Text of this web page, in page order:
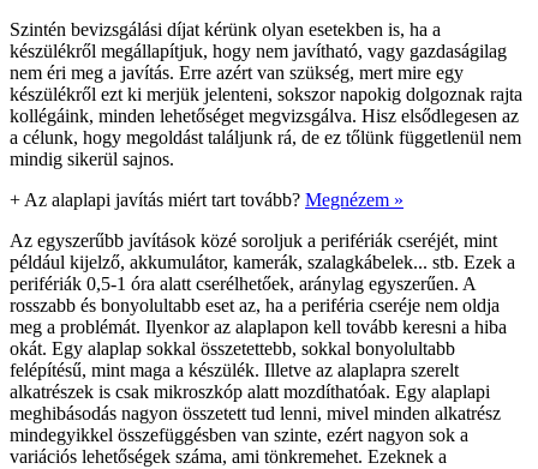
Szintén bevizsgálási díjat kérünk olyan esetekben is, ha a
készülékről megállapítjuk, hogy nem javítható, vagy gazdaságilag
nem éri meg a javítás. Erre azért van szükség, mert mire egy
készülékről ezt ki merjük jelenteni, sokszor napokig dolgoznak rajta
kollégáink, minden lehetőséget megvizsgálva. Hisz elsődlegesen az
a célunk, hogy megoldást találjunk rá, de ez tőlünk függetlenül nem
mindig sikerül sajnos.
+ Az alaplapi javítás miért tart tovább? Megnézem »
Az egyszerűbb javítások közé soroljuk a perifériák cseréjét, mint
például kijelző, akkumulátor, kamerák, szalagkábelek... stb. Ezek a
perifériák 0,5-1 óra alatt cserélhetőek, aránylag egyszerűen. A
rosszabb és bonyolultabb eset az, ha a periféria cseréje nem oldja
meg a problémát. Ilyenkor az alaplapon kell tovább keresni a hiba
okát. Egy alaplap sokkal összetettebb, sokkal bonyolultabb
felépítésű, mint maga a készülék. Illetve az alaplapra szerelt
alkatrészek is csak mikroszkóp alatt mozdíthatóak. Egy alaplapi
meghibásodás nagyon összetett tud lenni, mivel minden alkatrész
mindegyikkel összefüggésben van szinte, ezért nagyon sok a
variációs lehetőségek száma, ami tönkremehet. Ezeknek a